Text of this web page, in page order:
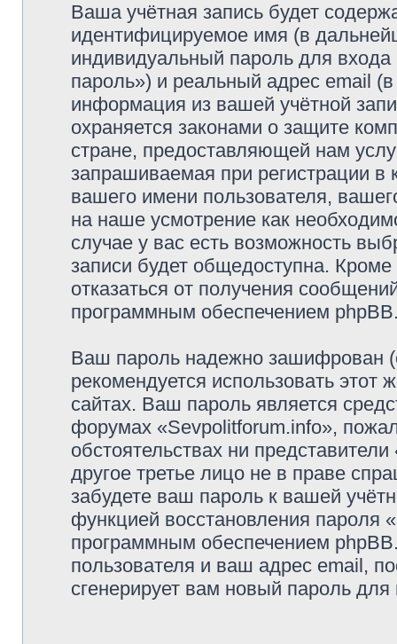
Ваша учётная запись будет
идентифицируемое имя (в
индивидуальный пароль для
пароль») и реальный адрес email
информация из вашей учётной
охраняется законами о защите
стране, предоставляющей нам
запрашиваемая при регистрации
вашего имени пользователя,
на наше усмотрение как
случае у вас есть возможность
записи будет общедоступна. Кроме
отказаться от получения
программным обеспечением
Ваш пароль надежно зашифрован
рекомендуется использовать этот
сайтах. Ваш пароль является
форумах «Sevpolitforum.info»,
обстоятельствах ни
другое третье лицо не в праве
забудете ваш пароль к вашей
функцией восстановления пароля
программным обеспечением
пользователя и ваш адрес email,
сгенерирует вам новый пароль